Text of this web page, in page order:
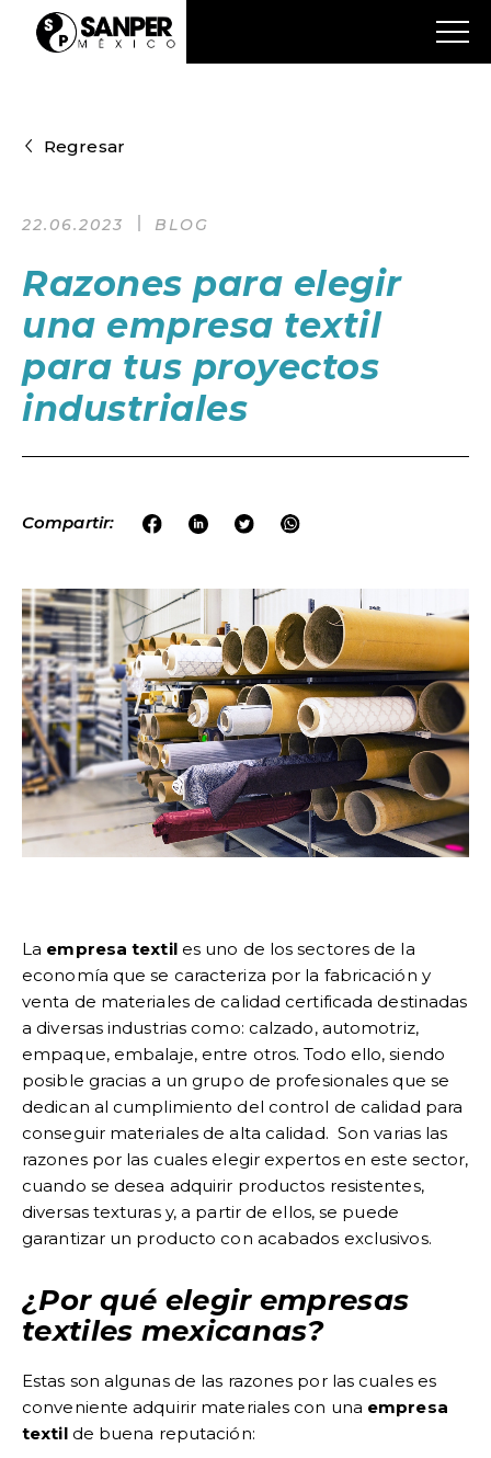
Regresar
22.06.2023 BLOG
Razones para elegir
una empresa textil
para tus proyectos
industriales
Compartir:
La empresa textiles uno de los sectores de la
economía que se caracteriza por la fabricación y
venta de materiales de calidad certificada destinadas
a diversas industrias como: calzado, automotriz,
empaque, embalaje, entre otros. Todo ello, siendo
posible gracias a un grupo de profesionales que se
dedican al cumplimiento del control de calidad para
conseguir materiales de alta calidad. Son varias las
razones por las cuales elegir expertos en este sector,
cuando se desea adquirir productos resistentes,
diversas texturas y, a partir de ellos, se puede
garantizar un producto con acabados exclusivos.
¿Por qué elegir empresas
textiles mexicanas?
Estas son algunas de las razones por las cuales es
conveniente adquirir materiales con una empresa
textilde buena reputación: